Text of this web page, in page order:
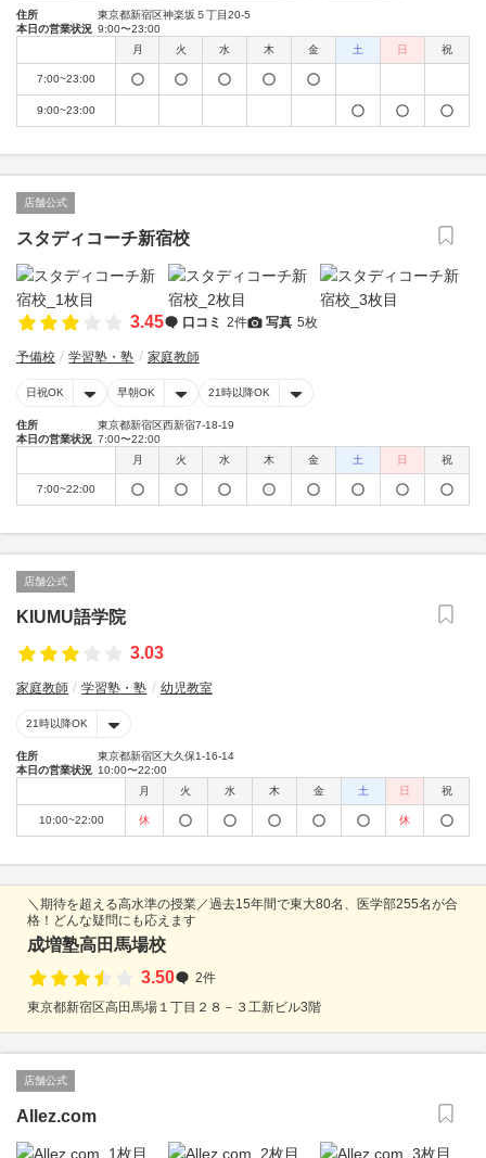
住所
東京都新宿区神楽坂５丁目20-5
本日の営業状況 9:00〜23:00
月
火 水 木 金 土 日 祝
7:00~23:00
9:00~23:00
店舗公式
スタディコーチ新宿校
3.45 口コミ 2件 写真 5枚
予備校 学習塾・塾 家庭教師
日祝OK 早朝OK 21時以降OK
住所
東京都新宿区西新宿7-18-19
本日の営業状況 7:00〜22:00
月
火 水 木 金 土 日 祝
7:00~22:00
店舗公式
KIUMU語学院
3.03
家庭教師 学習塾・塾 幼児教室
21時以降OK
住所
東京都新宿区大久保1-16-14
本日の営業状況 10:00〜22:00
月
火 水 木 金 土 日 祝
10:00~22:00 休 休
＼期待を超える高水準の授業／過去15年間で東大80名、医学部255名が合
格！どんな疑問にも応えます
成増塾高田馬場校
3.50
2件
東京都新宿区高田馬場１丁目２８－３工新ビル3階
店舗公式
Allez.com